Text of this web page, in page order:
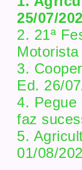
25/07/
2. 21ª
3.
Ed. 26/
4. Pegue
faz
5.
01/08/